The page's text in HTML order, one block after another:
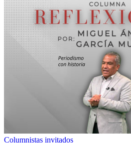
Columnistas invitados